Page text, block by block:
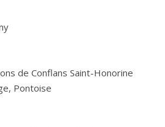
de Conflans Saint-Honorine
Pontoise